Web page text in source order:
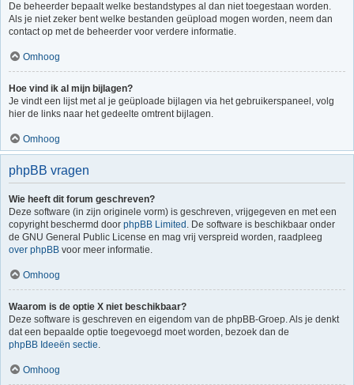
De beheerder bepaalt welke bestandstypes al dan niet toegestaan worden.
Als je niet zeker bent welke bestanden geüpload mogen worden, neem dan
contact op met de beheerder voor verdere informatie.
Omhoog
Hoe vind ik al mijn bijlagen?
Je vindt een lijst met al je geüploade bijlagen via het gebruikerspaneel, volg
hier de links naar het gedeelte omtrent bijlagen.
Omhoog
phpBB vragen
Wie heeft dit forum geschreven?
Deze software (in zijn originele vorm) is geschreven, vrijgegeven en met een
copyright beschermd door phpBB Limited . De software is beschikbaar onder
de GNU General Public License en mag vrij verspreid worden, raadpleeg
over phpBB voor meer informatie.
Omhoog
Waarom is de optie X niet beschikbaar?
Deze software is geschreven en eigendom van de phpBB-Groep. Als je denkt
dat een bepaalde optie toegevoegd moet worden, bezoek dan de
phpBB Ideeën sectie.
Omhoog